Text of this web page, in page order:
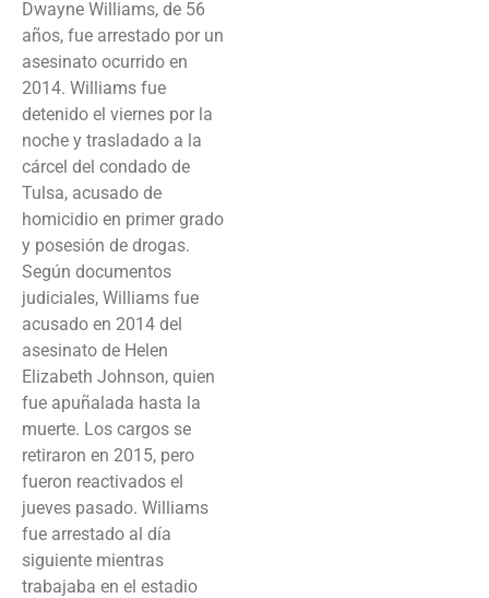
Dwayne Williams, de 56
años, fue arrestado por un
asesinato ocurrido en
2014. Williams fue
detenido el viernes por la
noche y trasladado a la
cárcel del condado de
Tulsa, acusado de
homicidio en primer grado
y posesión de drogas.
Según documentos
judiciales, Williams fue
acusado en 2014 del
asesinato de Helen
Elizabeth Johnson, quien
fue apuñalada hasta la
muerte. Los cargos se
retiraron en 2015, pero
fueron reactivados el
jueves pasado. Williams
fue arrestado al día
siguiente mientras
trabajaba en el estadio